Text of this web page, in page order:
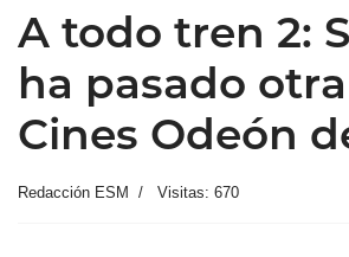
A todo tren 2:
ha pasado
Cines Odeón
Redacción ESM Visitas: 670